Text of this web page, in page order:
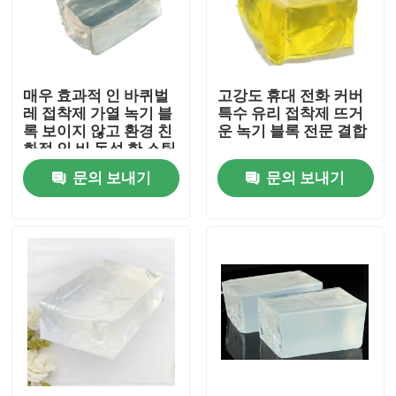
회사 소개
공장 투어
품질 관리
견적 요청
속건성 접착제 접착 테이프
카펫 접착 테이프
매우 효과적 인 바퀴벌
레 접착제 가열 녹기 블
록 보이지 않고 환경 친
화적 인 비 독성 한 스틱
문의 보내기
고강도 휴대 전화 커버
특수 유리 접착제 뜨거
운 녹기 블록 전문 결합
문의 보내기